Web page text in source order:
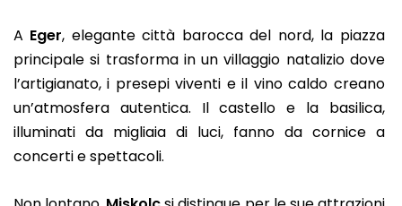
A Eger, elegante città barocca del nord, la piazza
principale si trasforma in un villaggio natalizio dove
l’artigianato, i presepi viventi e il vino caldo creano
un’atmosfera autentica. Il castello e la basilica,
illuminati da migliaia di luci, fanno da cornice a
concerti e spettacoli.